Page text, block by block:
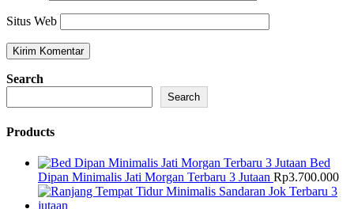
Situs Web
Search
Search
Products
Bed
Dipan Minimalis Jati Morgan Terbaru 3 Jutaan Rp3.700.000